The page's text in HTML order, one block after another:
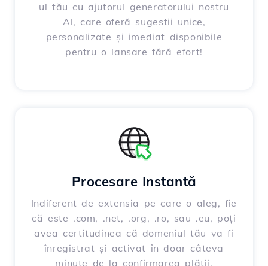
ul tău cu ajutorul generatorului nostru
AI, care oferă sugestii unice,
personalizate și imediat disponibile
pentru o lansare fără efort!
Procesare Instantă
Indiferent de extensia pe care o aleg, fie
că este .com, .net, .org, .ro, sau .eu, poți
avea certitudinea că domeniul tău va fi
înregistrat și activat în doar câteva
minute de la confirmarea plății.